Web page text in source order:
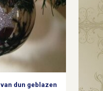
dun geblazen